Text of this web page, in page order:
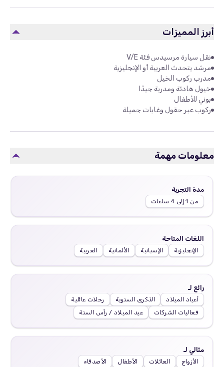
أبرز المميزات
نقل سيارة مرسيدس فئة V/E
مرشد يتحدث العربية أو الإنجليزية
مدرب ركوب الخيل
خيول هادئة ومدربة جيدًا
بوني للأطفال
ركوب عبر حقول وغابات جميلة
معلومات مهمة
مدة التجربة
من 1 إلى 4 ساعات
اللغات المتاحة
الإنجليزية الإسبانية الألمانية العربية
رائع لـ
أعياد الميلاد الذكرى السنوية
رحلات عائلية
فعاليات الشركات
عيد الميلاد / رأس السنة
مثالي لـ
الأزواج العائلات الأطفال الأصدقاء